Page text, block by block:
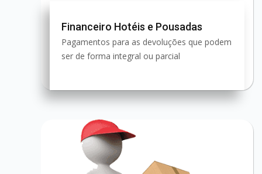
Financeiro Hotéis e Pousadas
Pagamentos para as devoluções que podem
ser de forma integral ou parcial